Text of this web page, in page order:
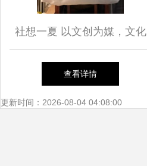
社想一夏 以文创为媒，文化
经纪人服务赋能社团文化节新
活力
查看详情
更新时间：2026-08-04 04:08:00